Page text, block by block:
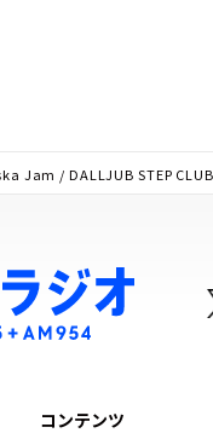
Jam / DALLJUB STEP CLUB
コンテンツ